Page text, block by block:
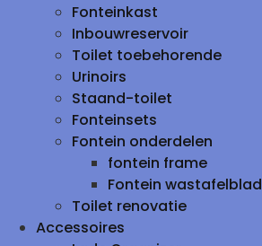
Fonteinkast
Inbouwreservoir
Toilet toebehorende
Urinoirs
Staand-toilet
Fonteinsets
Fontein onderdelen
fontein frame
Fontein wastafelblad
Toilet renovatie
Accessoires